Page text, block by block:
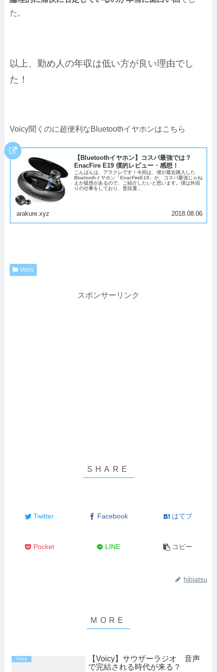
た。
以上、勤め人の年収は低い方が良い理由でし
た！
Voicy聞くのに超便利なBluetoothイヤホンはこちら
【Bluetoothイヤホン】コスパ最強では？
EnacFire E19 僕的レビュー・感想！
こんばんは、アラクレです！今回は、僕が最近購入した
Bluetoothイヤホン「EnacFireE19」が、コスパ最強じゃね
えか疑惑があるので、ご紹介したいと思います。僕は外回
りの仕事をしており、普段運...
arakure.xyz 2018.08.06
Voicy
スポンサーリンク
Twitter Facebook はてブ
Pocket LINE コピー
hibiatsu
Voicy
【Voicy】サウザーラジオ 音声
で完結される時代が来る？